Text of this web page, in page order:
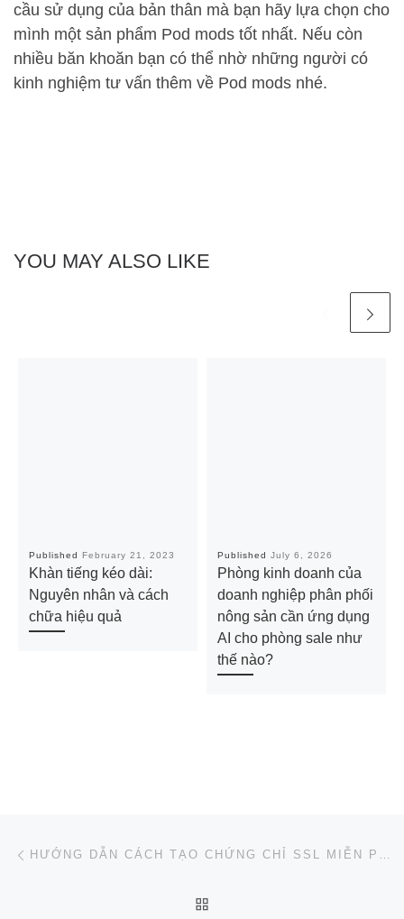
cầu sử dụng của bản thân mà bạn hãy lựa chọn cho
mình một sản phẩm Pod mods tốt nhất. Nếu còn
nhiều băn khoăn bạn có thể nhờ những người có
kinh nghiệm tư vấn thêm về Pod mods nhé.
YOU MAY ALSO LIKE
Published February 21, 2023
Khàn tiếng kéo dài:
Nguyên nhân và cách
chữa hiệu quả
Published July 6, 2026
Phòng kinh doanh của
doanh nghiệp phân phối
nông sản cần ứng dụng
AI cho phòng sale như
thế nào?
Post navigation HƯỚNG DẪN CÁCH TẠO CHỨNG CHỈ SSL MIỄN PHÍ 2022